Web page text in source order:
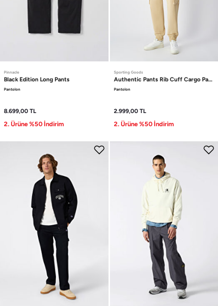
Pinnacle
Black Edition Long Pants
Pantolon
8.699,00 TL
2. Ürüne %50 İndirim
Sporting Goods
Authentic Pants Rib Cuff Cargo Pants
Pantolon
2.999,00 TL
2. Ürüne %50 İndirim